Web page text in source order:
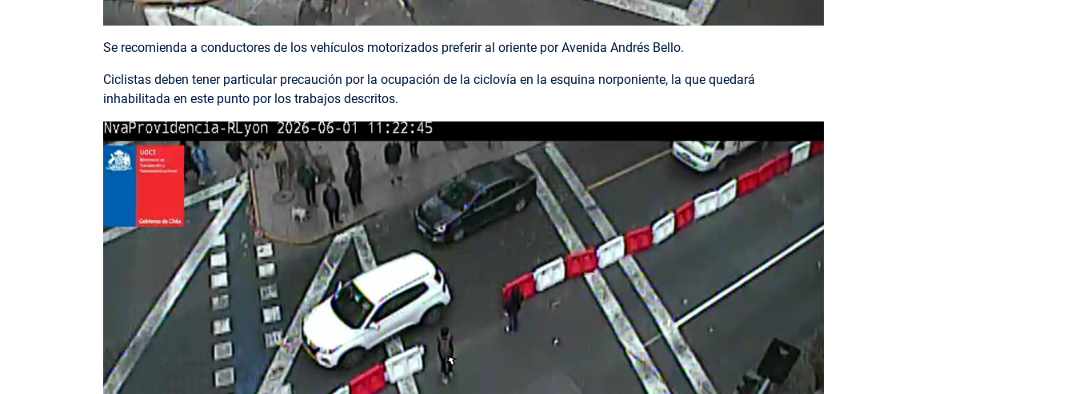
Se recomienda a conductores de los vehículos motorizados preferir al oriente por Avenida Andrés Bello.
Ciclistas deben tener particular precaución por la ocupación de la ciclovía en la esquina norponiente, la que quedará
inhabilitada en este punto por los trabajos descritos.